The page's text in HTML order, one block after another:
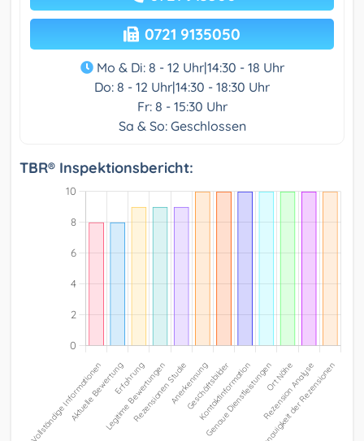
0721 9135050
Mo & Di: 8 - 12 Uhr|14:30 - 18 Uhr
Do: 8 - 12 Uhr|14:30 - 18:30 Uhr
Fr: 8 - 15:30 Uhr
Sa & So: Geschlossen
TBR® Inspektionsbericht: